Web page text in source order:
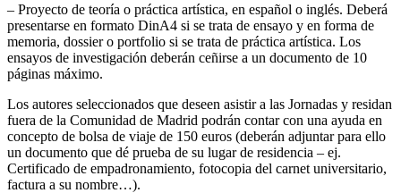
– Proyecto de teoría o práctica artística, en español o inglés. Deberá
presentarse en formato DinA4 si se trata de ensayo y en forma de
memoria, dossier o portfolio si se trata de práctica artística. Los
ensayos de investigación deberán ceñirse a un documento de 10
páginas máximo.
Los autores seleccionados que deseen asistir a las Jornadas y residan
fuera de la Comunidad de Madrid podrán contar con una ayuda en
concepto de bolsa de viaje de 150 euros (deberán adjuntar para ello
un documento que dé prueba de su lugar de residencia – ej.
Certificado de empadronamiento, fotocopia del carnet universitario,
factura a su nombre…).